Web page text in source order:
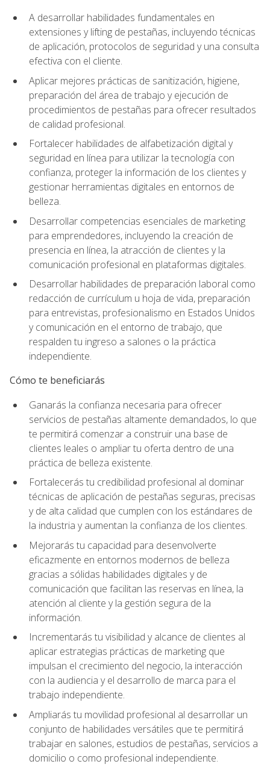
A desarrollar habilidades fundamentales en
extensiones y lifting de pestañas, incluyendo técnicas
de aplicación, protocolos de seguridad y una consulta
efectiva con el cliente.
Aplicar mejores prácticas de sanitización, higiene,
preparación del área de trabajo y ejecución de
procedimientos de pestañas para ofrecer resultados
de calidad profesional.
Fortalecer habilidades de alfabetización digital y
seguridad en línea para utilizar la tecnología con
confianza, proteger la información de los clientes y
gestionar herramientas digitales en entornos de
belleza.
Desarrollar competencias esenciales de marketing
para emprendedores, incluyendo la creación de
presencia en línea, la atracción de clientes y la
comunicación profesional en plataformas digitales.
Desarrollar habilidades de preparación laboral como
redacción de currículum u hoja de vida, preparación
para entrevistas, profesionalismo en Estados Unidos
y comunicación en el entorno de trabajo, que
respalden tu ingreso a salones o la práctica
independiente.
Cómo te beneficiarás
Ganarás la confianza necesaria para ofrecer
servicios de pestañas altamente demandados, lo que
te permitirá comenzar a construir una base de
clientes leales o ampliar tu oferta dentro de una
práctica de belleza existente.
Fortalecerás tu credibilidad profesional al dominar
técnicas de aplicación de pestañas seguras, precisas
y de alta calidad que cumplen con los estándares de
la industria y aumentan la confianza de los clientes.
Mejorarás tu capacidad para desenvolverte
eficazmente en entornos modernos de belleza
gracias a sólidas habilidades digitales y de
comunicación que facilitan las reservas en línea, la
atención al cliente y la gestión segura de la
información.
Incrementarás tu visibilidad y alcance de clientes al
aplicar estrategias prácticas de marketing que
impulsan el crecimiento del negocio, la interacción
con la audiencia y el desarrollo de marca para el
trabajo independiente.
Ampliarás tu movilidad profesional al desarrollar un
conjunto de habilidades versátiles que te permitirá
trabajar en salones, estudios de pestañas, servicios a
domicilio o como profesional independiente.